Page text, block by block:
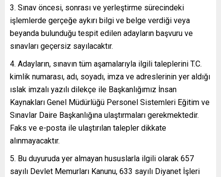
3. Sınav öncesi, sonrası ve yerleştirme sürecindeki
işlemlerde gerçeğe aykırı bilgi ve belge verdiği veya
beyanda bulunduğu tespit edilen adayların başvuru ve
sınavları geçersiz sayılacaktır.
4. Adayların, sınavın tüm aşamalarıyla ilgili taleplerini T.C.
kimlik numarası, adı, soyadı, imza ve adreslerinin yer aldığı
ıslak imzalı yazılı dilekçe ile Başkanlığımız İnsan
Kaynakları Genel Müdürlüğü Personel Sistemleri Eğitim ve
Sınavlar Daire Başkanlığına ulaştırmaları gerekmektedir.
Faks ve e-posta ile ulaştırılan talepler dikkate
alınmayacaktır.
5. Bu duyuruda yer almayan hususlarla ilgili olarak 657
sayılı Devlet Memurları Kanunu, 633 sayılı Diyanet İşleri